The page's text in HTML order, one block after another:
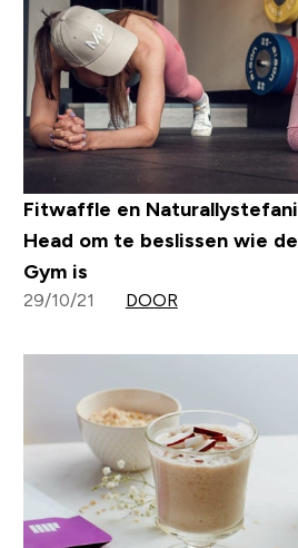
Fitwaffle en
Head om te beslissen wie
Gym is
29/10/21 DOOR